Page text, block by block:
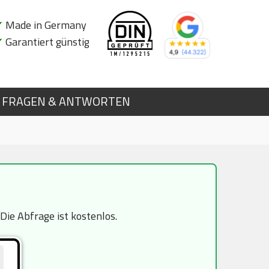
Made in Germany
Garantiert günstig
FRAGEN & ANTWORTEN
Abfrage ist kostenlos.